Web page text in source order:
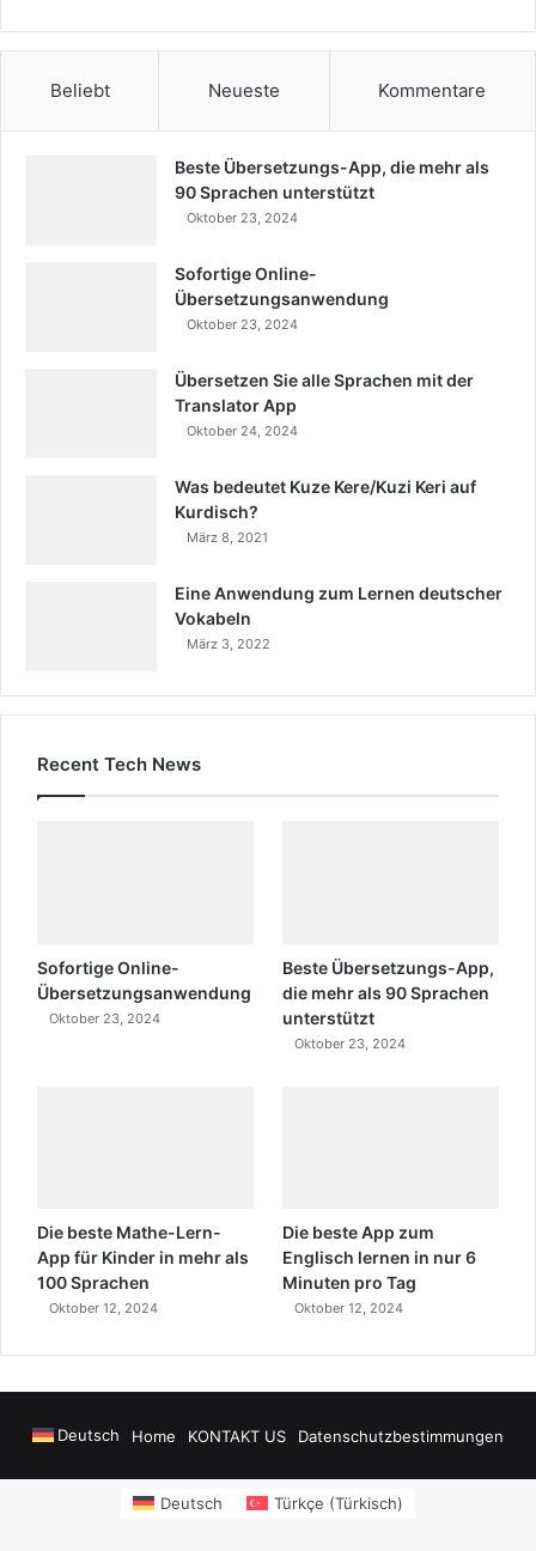
Beliebt Neueste Kommentare
Beste Übersetzungs-App, die mehr als
90 Sprachen unterstützt
Oktober 23, 2024
Sofortige Online-
Übersetzungsanwendung
Oktober 23, 2024
Übersetzen Sie alle Sprachen mit der
Translator App
Oktober 24, 2024
Was bedeutet Kuze Kere/Kuzi Keri auf
Kurdisch?
März 8, 2021
Eine Anwendung zum Lernen deutscher
Vokabeln
März 3, 2022
Recent Tech News
Sofortige Online-
Übersetzungsanwendung
Oktober 23, 2024
Beste Übersetzungs-App,
die mehr als 90 Sprachen
unterstützt
Oktober 23, 2024
Die beste Mathe-Lern-
App für Kinder in mehr als
100 Sprachen
Oktober 12, 2024
Die beste App zum
Englisch lernen in nur 6
Minuten pro Tag
Oktober 12, 2024
Deutsch Home KONTAKT US Datenschutzbestimmungen
Deutsch Türkçe (Türkisch)